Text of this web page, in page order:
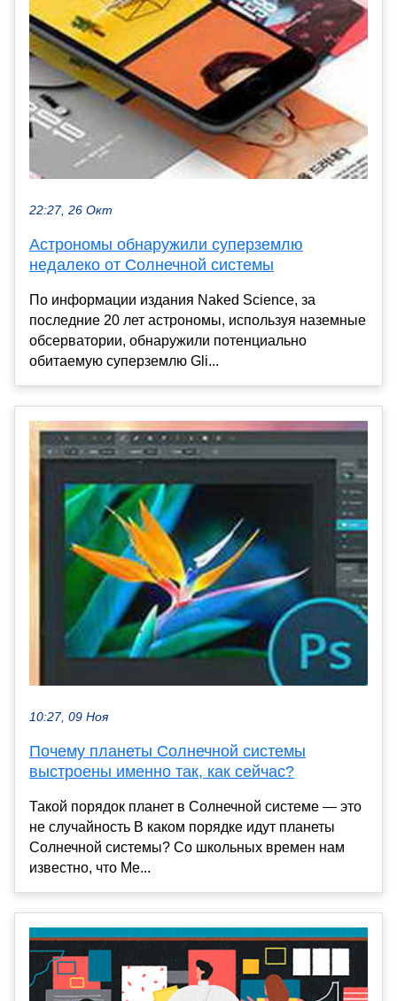
22:27, 26 Окт
Астрономы обнаружили суперземлю
недалеко от Солнечной системы
По информации издания Naked Science, за
последние 20 лет астрономы, используя наземные
обсерватории, обнаружили потенциально
обитаемую суперземлю Gli...
10:27, 09 Ноя
Почему планеты Солнечной системы
выстроены именно так, как сейчас?
Такой порядок планет в Солнечной системе — это
не случайность В каком порядке идут планеты
Солнечной системы? Со школьных времен нам
известно, что Ме...